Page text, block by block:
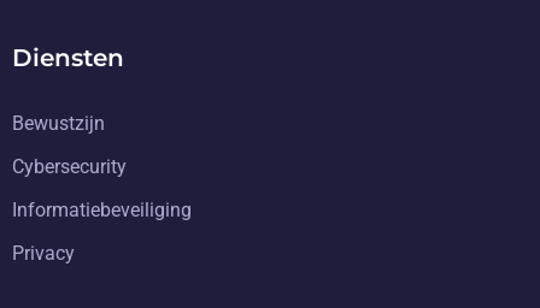
Diensten
Bewustzijn
Cybersecurity
Informatiebeveiliging
Privacy